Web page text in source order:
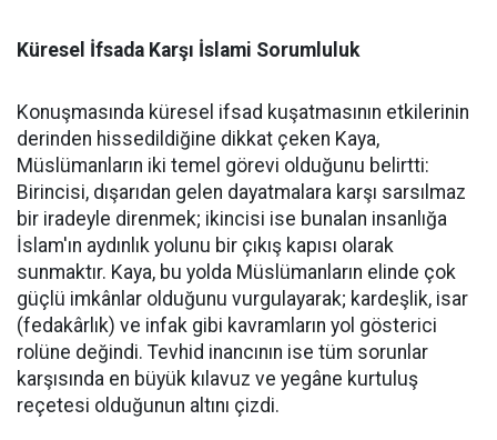
Küresel İfsada Karşı İslami Sorumluluk
Konuşmasında küresel ifsad kuşatmasının etkilerinin
derinden hissedildiğine dikkat çeken Kaya,
Müslümanların iki temel görevi olduğunu belirtti:
Birincisi, dışarıdan gelen dayatmalara karşı sarsılmaz
bir iradeyle direnmek; ikincisi ise bunalan insanlığa
İslam'ın aydınlık yolunu bir çıkış kapısı olarak
sunmaktır. Kaya, bu yolda Müslümanların elinde çok
güçlü imkânlar olduğunu vurgulayarak; kardeşlik, isar
(fedakârlık) ve infak gibi kavramların yol gösterici
rolüne değindi. Tevhid inancının ise tüm sorunlar
karşısında en büyük kılavuz ve yegâne kurtuluş
reçetesi olduğunun altını çizdi.